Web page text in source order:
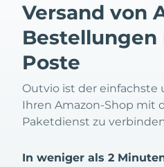
Versand von
Bestellungen
Poste
Outvio ist der einfachste
Ihren Amazon-Shop mit
Paketdienst zu
In weniger als 2